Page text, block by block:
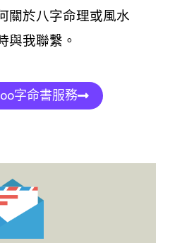
關於八字命理或風水
與我聯繫。
字命書服務